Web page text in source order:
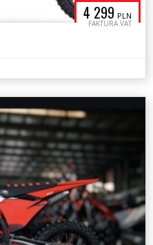
4 299 PLN
FAKTURA VAT